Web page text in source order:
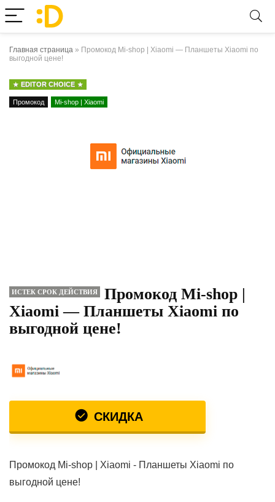
Главная страница » Промокод Mi-shop | Xiaomi — Планшеты Xiaomi по
выгодной цене!
EDITOR CHOICE
Промокод Mi-shop | Xiaomi
ИСТЕК СРОК ДЕЙСТВИЯ
Промокод Mi-shop |
Xiaomi — Планшеты Xiaomi по
выгодной цене!
СКИДКА
Промокод Mi-shop | Xiaomi - Планшеты Xiaomi по
выгодной цене!